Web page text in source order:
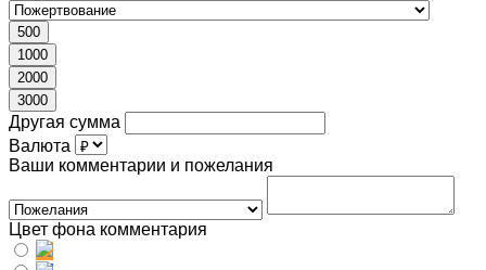
500
1000
2000
3000
Другая сумма
Валюта
Ваши комментарии и пожелания
Цвет фона комментария